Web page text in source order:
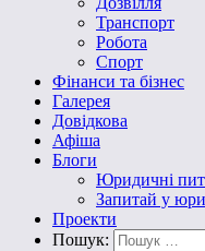
Транспорт
Робота
Спорт
Фінанси та бізнес
Галерея
Довідкова
Афіша
Блоги
Юридичні
Запитай у
Проекти
Пошук: